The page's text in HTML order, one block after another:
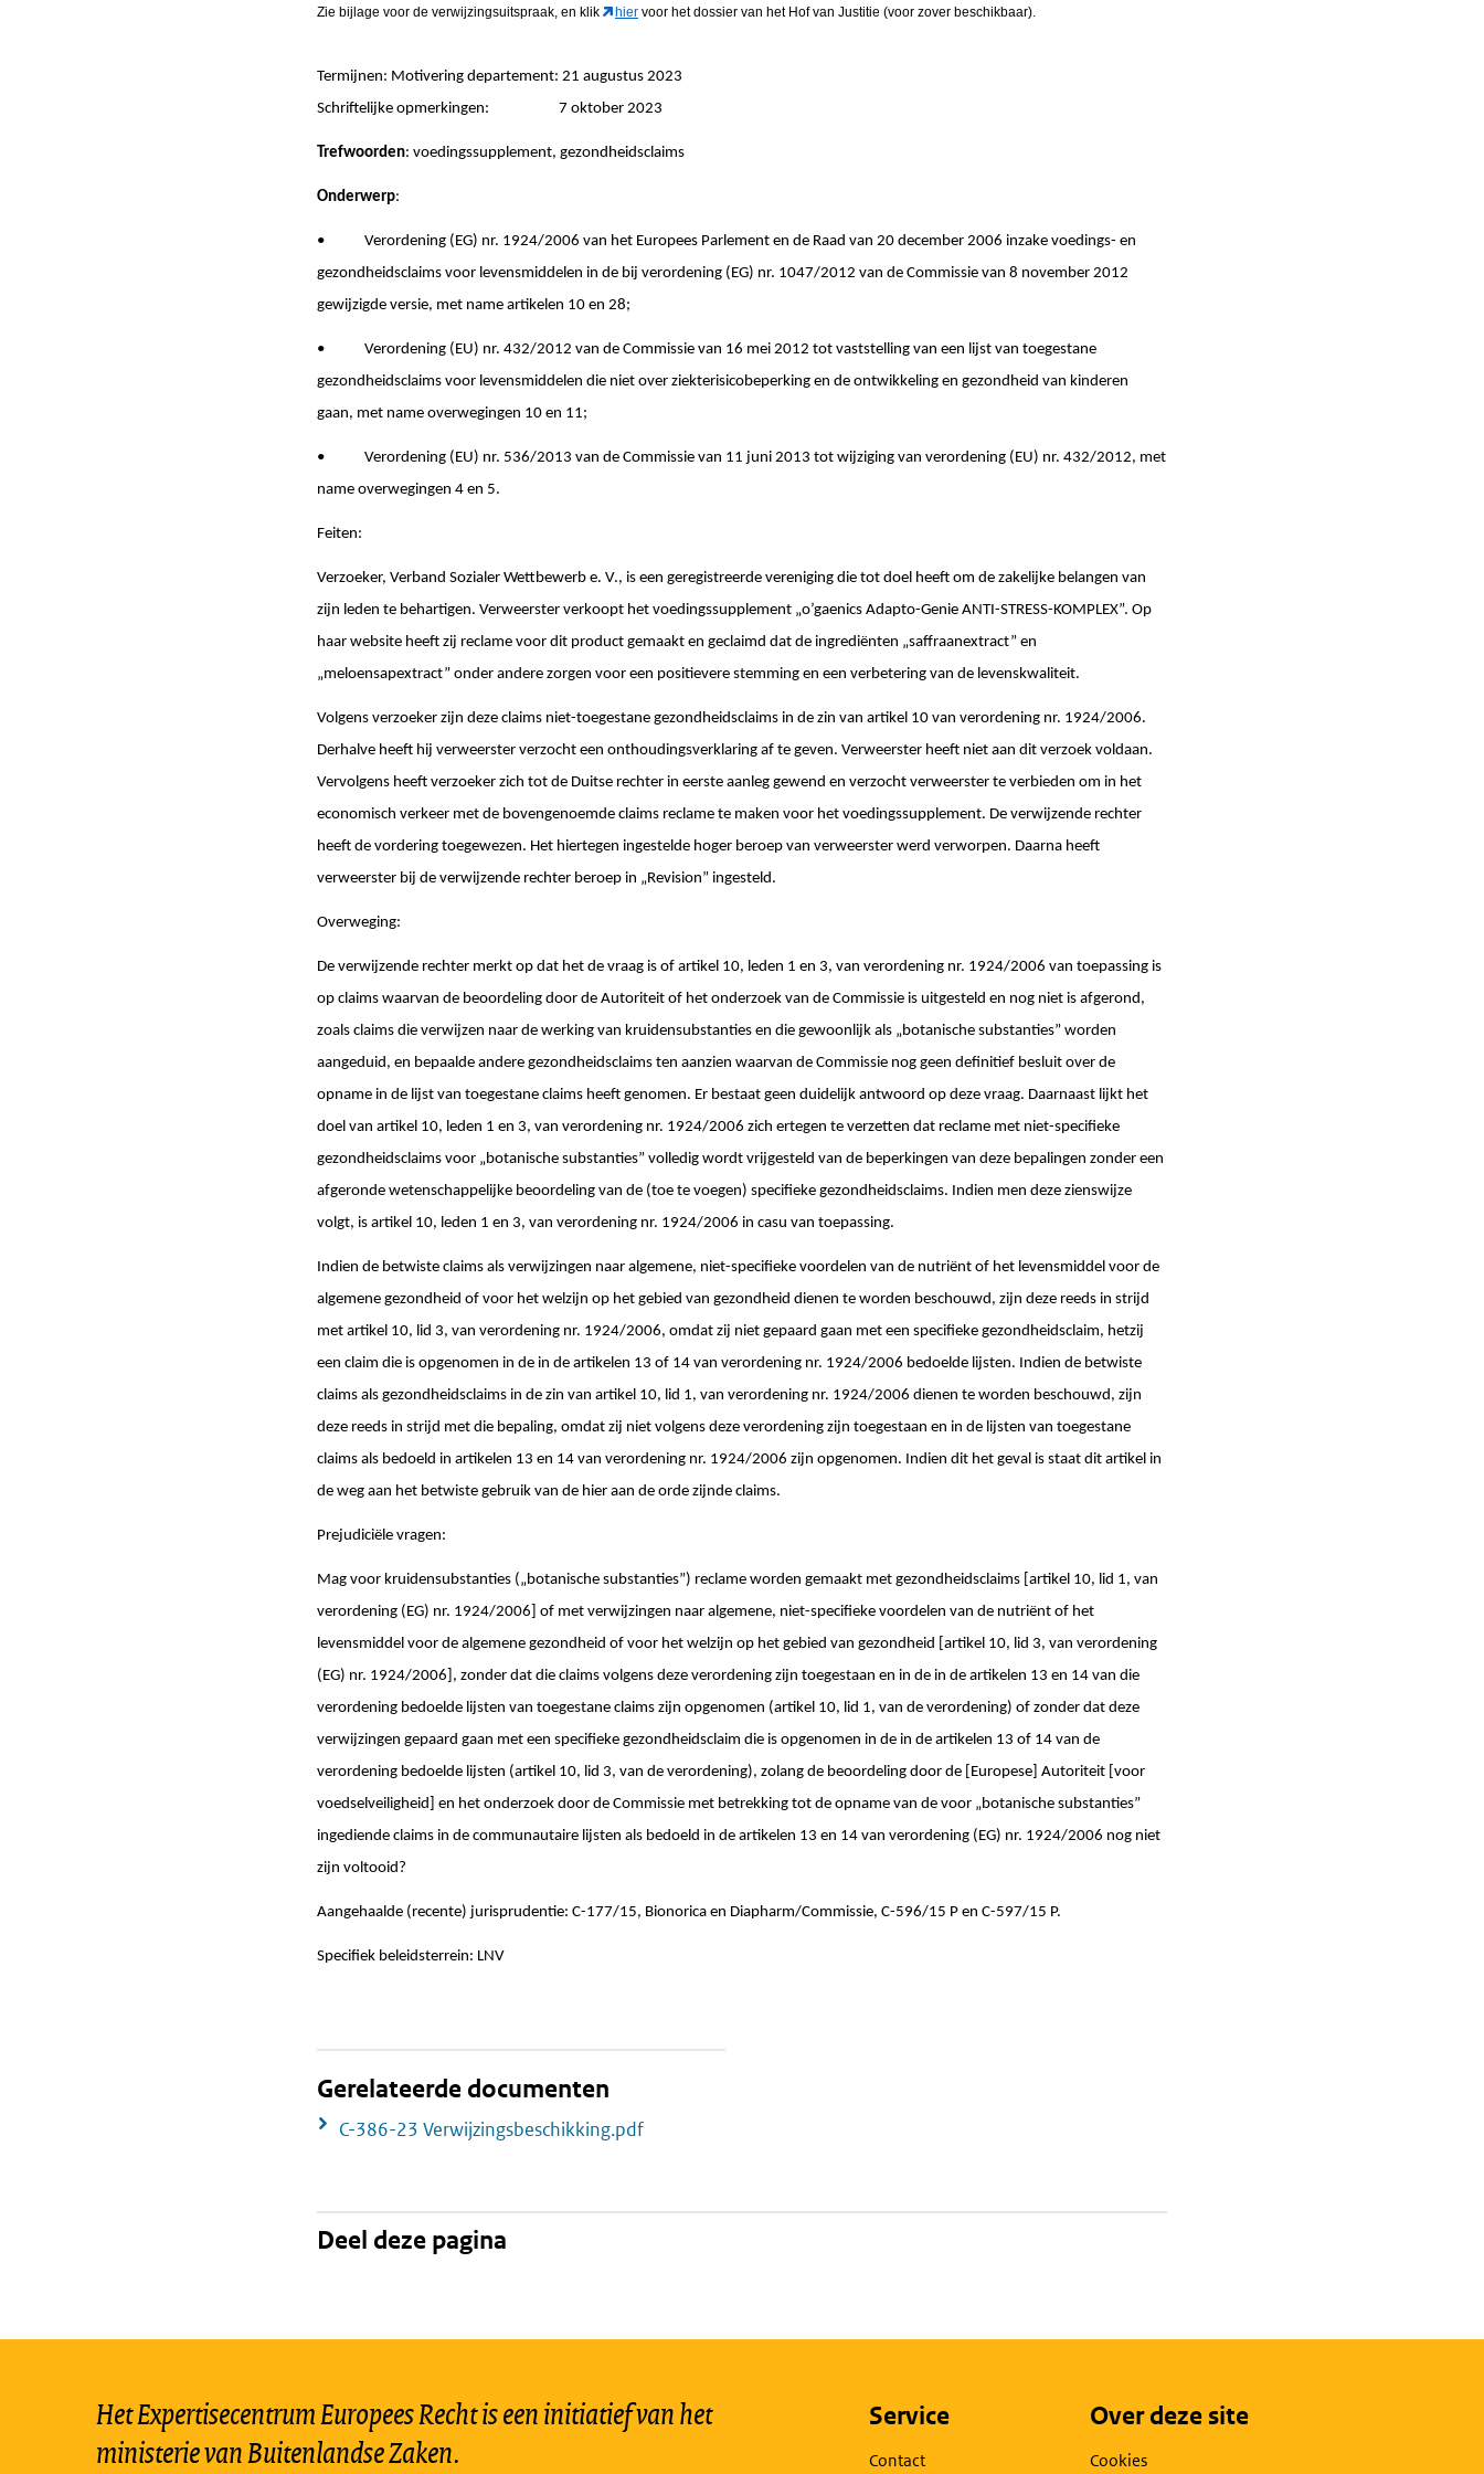
Zie bijlage voor de verwijzingsuitspraak, en klik hier voor het dossier van het Hof van Justitie (voor zover beschikbaar).
Termijnen: Motivering departement: 21 augustus 2023
Schriftelijke opmerkingen: 7 oktober 2023
Trefwoorden: voedingssupplement, gezondheidsclaims
Onderwerp:
• Verordening (EG) nr. 1924/2006 van het Europees Parlement en de Raad van 20 december 2006 inzake voedings- en
gezondheidsclaims voor levensmiddelen in de bij verordening (EG) nr. 1047/2012 van de Commissie van 8 november 2012
gewijzigde versie, met name artikelen 10 en 28;
• Verordening (EU) nr. 432/2012 van de Commissie van 16 mei 2012 tot vaststelling van een lijst van toegestane
gezondheidsclaims voor levensmiddelen die niet over ziekterisicobeperking en de ontwikkeling en gezondheid van kinderen
gaan, met name overwegingen 10 en 11;
• Verordening (EU) nr. 536/2013 van de Commissie van 11 juni 2013 tot wijziging van verordening (EU) nr. 432/2012, met
name overwegingen 4 en 5.
Feiten:
Verzoeker, Verband Sozialer Wettbewerb e. V., is een geregistreerde vereniging die tot doel heeft om de zakelijke belangen van
zijn leden te behartigen. Verweerster verkoopt het voedingssupplement „o’gaenics Adapto-Genie ANTI-STRESS-KOMPLEX”. Op
haar website heeft zij reclame voor dit product gemaakt en geclaimd dat de ingrediënten „saffraanextract” en
„meloensapextract” onder andere zorgen voor een positievere stemming en een verbetering van de levenskwaliteit.
Volgens verzoeker zijn deze claims niet-toegestane gezondheidsclaims in de zin van artikel 10 van verordening nr. 1924/2006.
Derhalve heeft hij verweerster verzocht een onthoudingsverklaring af te geven. Verweerster heeft niet aan dit verzoek voldaan.
Vervolgens heeft verzoeker zich tot de Duitse rechter in eerste aanleg gewend en verzocht verweerster te verbieden om in het
economisch verkeer met de bovengenoemde claims reclame te maken voor het voedingssupplement. De verwijzende rechter
heeft de vordering toegewezen. Het hiertegen ingestelde hoger beroep van verweerster werd verworpen. Daarna heeft
verweerster bij de verwijzende rechter beroep in „Revision” ingesteld.
Overweging:
De verwijzende rechter merkt op dat het de vraag is of artikel 10, leden 1 en 3, van verordening nr. 1924/2006 van toepassing is
op claims waarvan de beoordeling door de Autoriteit of het onderzoek van de Commissie is uitgesteld en nog niet is afgerond,
zoals claims die verwijzen naar de werking van kruidensubstanties en die gewoonlijk als „botanische substanties” worden
aangeduid, en bepaalde andere gezondheidsclaims ten aanzien waarvan de Commissie nog geen definitief besluit over de
opname in de lijst van toegestane claims heeft genomen. Er bestaat geen duidelijk antwoord op deze vraag. Daarnaast lijkt het
doel van artikel 10, leden 1 en 3, van verordening nr. 1924/2006 zich ertegen te verzetten dat reclame met niet-specifieke
gezondheidsclaims voor „botanische substanties” volledig wordt vrijgesteld van de beperkingen van deze bepalingen zonder een
afgeronde wetenschappelijke beoordeling van de (toe te voegen) specifieke gezondheidsclaims. Indien men deze zienswijze
volgt, is artikel 10, leden 1 en 3, van verordening nr. 1924/2006 in casu van toepassing.
Indien de betwiste claims als verwijzingen naar algemene, niet-specifieke voordelen van de nutriënt of het levensmiddel voor de
algemene gezondheid of voor het welzijn op het gebied van gezondheid dienen te worden beschouwd, zijn deze reeds in strijd
met artikel 10, lid 3, van verordening nr. 1924/2006, omdat zij niet gepaard gaan met een specifieke gezondheidsclaim, hetzij
een claim die is opgenomen in de in de artikelen 13 of 14 van verordening nr. 1924/2006 bedoelde lijsten. Indien de betwiste
claims als gezondheidsclaims in de zin van artikel 10, lid 1, van verordening nr. 1924/2006 dienen te worden beschouwd, zijn
deze reeds in strijd met die bepaling, omdat zij niet volgens deze verordening zijn toegestaan en in de lijsten van toegestane
claims als bedoeld in artikelen 13 en 14 van verordening nr. 1924/2006 zijn opgenomen. Indien dit het geval is staat dit artikel in
de weg aan het betwiste gebruik van de hier aan de orde zijnde claims.
Prejudiciële vragen:
Mag voor kruidensubstanties („botanische substanties”) reclame worden gemaakt met gezondheidsclaims [artikel 10, lid 1, van
verordening (EG) nr. 1924/2006] of met verwijzingen naar algemene, niet-specifieke voordelen van de nutriënt of het
levensmiddel voor de algemene gezondheid of voor het welzijn op het gebied van gezondheid [artikel 10, lid 3, van verordening
(EG) nr. 1924/2006], zonder dat die claims volgens deze verordening zijn toegestaan en in de in de artikelen 13 en 14 van die
verordening bedoelde lijsten van toegestane claims zijn opgenomen (artikel 10, lid 1, van de verordening) of zonder dat deze
verwijzingen gepaard gaan met een specifieke gezondheidsclaim die is opgenomen in de in de artikelen 13 of 14 van de
verordening bedoelde lijsten (artikel 10, lid 3, van de verordening), zolang de beoordeling door de [Europese] Autoriteit [voor
voedselveiligheid] en het onderzoek door de Commissie met betrekking tot de opname van de voor „botanische substanties”
ingediende claims in de communautaire lijsten als bedoeld in de artikelen 13 en 14 van verordening (EG) nr. 1924/2006 nog niet
zijn voltooid?
Aangehaalde (recente) jurisprudentie: C-177/15, Bionorica en Diapharm/Commissie, C-596/15 P en C-597/15 P.
Specifiek beleidsterrein: LNV
Gerelateerde documenten
C-386-23 Verwijzingsbeschikking.pdf
Deel deze pagina
Het Expertisecentrum Europees Recht is een initiatief van het
ministerie van Buitenlandse Zaken.
Service
Contact
Over deze site
Cookies